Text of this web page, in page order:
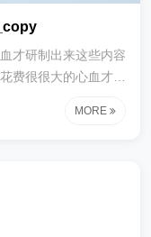
才研制出来这些内容
费很很大的心血才研
MORE